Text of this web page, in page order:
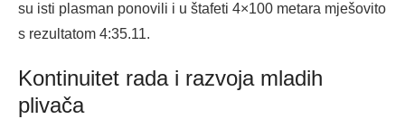
su isti plasman ponovili i u štafeti 4×100 metara mješovito
s rezultatom 4:35.11.
Kontinuitet rada i razvoja mladih
plivača